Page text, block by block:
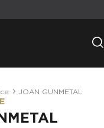
JOAN GUNMETAL